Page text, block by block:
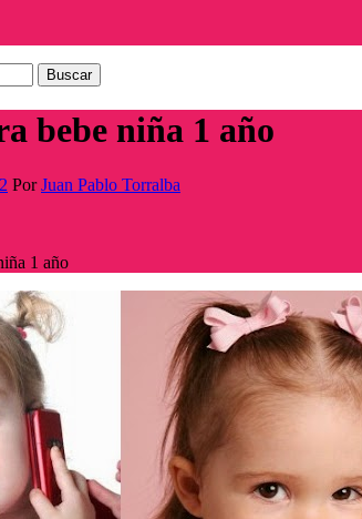
bebe niña 1 año
PorJuan Pablo Torralba
1 año